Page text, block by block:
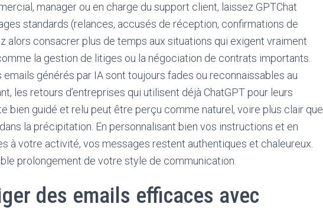
manager ou en charge du support client, laissez GPTChat
standards (relances, accusés de réception, confirmations de
alors consacrer plus de temps aux situations qui exigent vraiment
la gestion de litiges ou la négociation de contrats importants.
emails générés par IA sont toujours fades ou reconnaissables au
les retours d’entreprises qui utilisent déjà ChatGPT pour leurs
bien guidé et relu peut être perçu comme naturel, voire plus clair que
la précipitation. En personnalisant bien vos instructions et en
à votre activité, vos messages restent authentiques et chaleureux.
prolongement de votre style de communication.
des emails efficaces avec